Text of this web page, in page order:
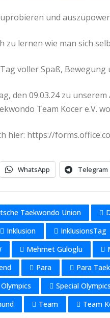
und
zu lernen wie man sich
voller Spaß, Bewegung
den 09.03.24 zu
Team Kocer e.V.
hier: https://
WhatsApp Telegram
Taekwondo Union
Inklusion InklusionsTag
Mehmet Güloglu
Para Para
Special
Team Team